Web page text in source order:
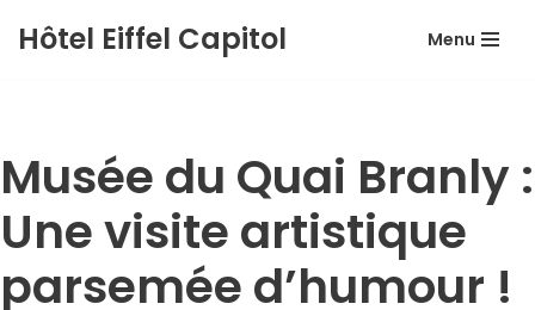
Hôtel Eiffel Capitol Menu
Musée du Quai Branly :
Une visite artistique
parsemée d’humour !